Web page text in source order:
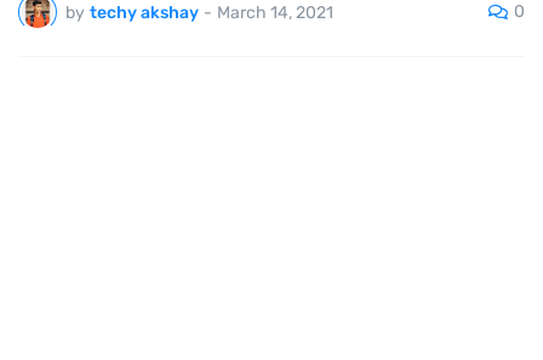
by techy akshay - March 14, 2021 0